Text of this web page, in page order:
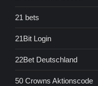
21 bets
21Bit Login
22Bet Deutschland
50 Crowns Aktionscode